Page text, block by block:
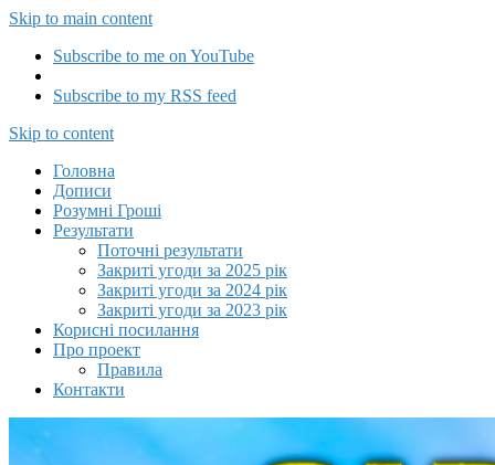
Skip to main content
Subscribe to me on YouTube
Subscribe to my RSS feed
Capitalizator UA
Skip to content
Головна
Дописи
Розумні Гроші
Результати
Поточні результати
Закриті угоди за 2025 рік
Закриті угоди за 2024 рік
Закриті угоди за 2023 рік
Корисні посилання
Про проект
Правила
Контакти